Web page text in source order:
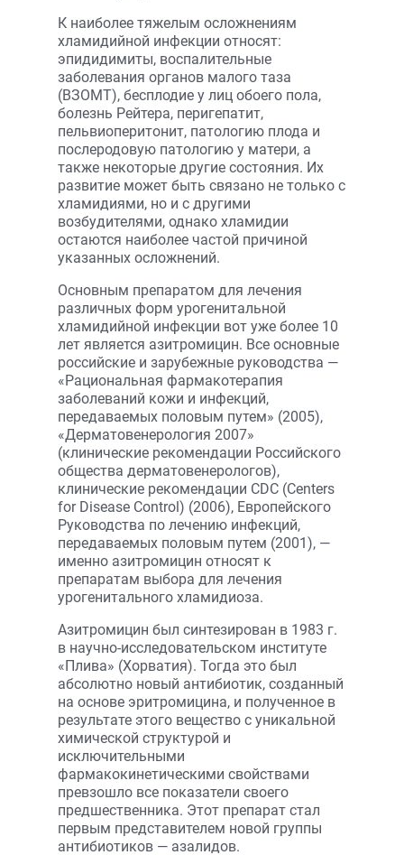
К наиболее тяжелым осложнениям
хламидийной инфекции относят:
эпидидимиты, воспалительные
заболевания органов малого таза
(ВЗОМТ), бесплодие у лиц обоего пола,
болезнь Рейтера, перигепатит,
пельвиоперитонит, патологию плода и
послеродовую патологию у матери, а
также некоторые другие состояния. Их
развитие может быть связано не только с
хламидиями, но и с другими
возбудителями, однако хламидии
остаются наиболее частой причиной
указанных осложнений.
Основным препаратом для лечения
различных форм урогенитальной
хламидийной инфекции вот уже более 10
лет является азитромицин. Все основные
российские и зарубежные руководства —
«Рациональная фармакотерапия
заболеваний кожи и инфекций,
передаваемых половым путем» (2005),
«Дерматовенерология 2007»
(клинические рекомендации Российского
общества дерматовенерологов),
клинические рекомендации CDC (Centers
for Disease Control) (2006), Европейского
Руководства по лечению инфекций,
передаваемых половым путем (2001), —
именно азитромицин относят к
препаратам выбора для лечения
урогенитального хламидиоза.
Азитромицин был синтезирован в 1983 г.
в научно-исследовательском институте
«Плива» (Хорватия). Тогда это был
абсолютно новый антибиотик, созданный
на основе эритромицина, и полученное в
результате этого вещество с уникальной
химической структурой и
исключительными
фармакокинетическими свойствами
превзошло все показатели своего
предшественника. Этот препарат стал
первым представителем новой группы
антибиотиков — азалидов.